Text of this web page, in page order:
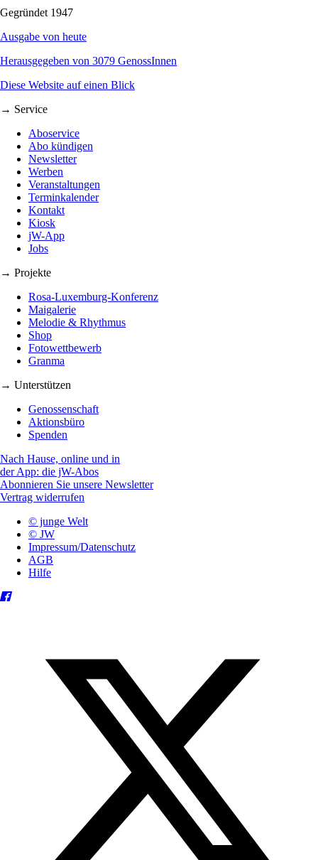
Gegründet 1947
Ausgabe von heute
Herausgegeben von 3079 GenossInnen
Diese Website auf einen Blick
→ Service
Aboservice
Abo kündigen
Newsletter
Werben
Veranstaltungen
Terminkalender
Kontakt
Kiosk
jW-App
Jobs
→ Projekte
Rosa-Luxemburg-Konferenz
Maigalerie
Melodie & Rhythmus
Shop
Fotowettbewerb
Granma
→ Unterstützen
Genossenschaft
Aktionsbüro
Spenden
Nach Hause, online und in
der App: die jW-Abos
Abonnieren Sie unsere Newsletter
Vertrag widerrufen
© junge Welt
© JW
Impressum/Datenschutz
AGB
Hilfe